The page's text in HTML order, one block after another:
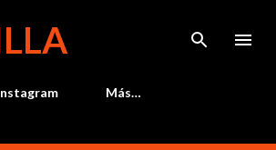
Más…